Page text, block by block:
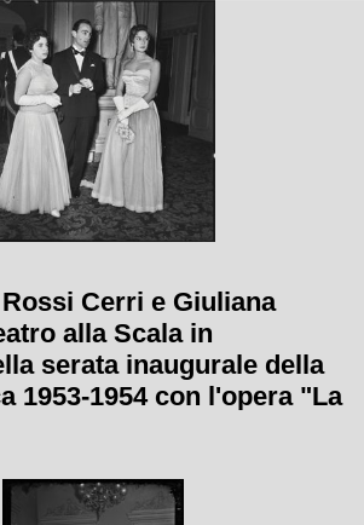
Cerri e Giuliana
alla Scala in
serata inaugurale della
1953-1954 con l'opera "La
con la regia di